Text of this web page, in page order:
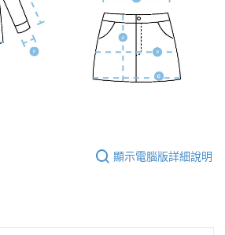
顯示電腦版詳細說明